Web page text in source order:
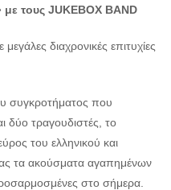
με τους JUKEBOX BAND
διαχρονικές επιτυχίες
συγκροτήματος που
δύο τραγουδιστές, το
του ελληνικού και
τα ακούσματα αγαπημένων
στο σήμερα.